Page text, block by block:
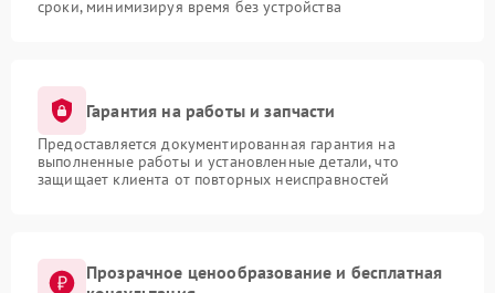
сроки, минимизируя время без устройства
Гарантия на работы и запчасти
Предоставляется документированная гарантия на
выполненные работы и установленные детали, что
защищает клиента от повторных неисправностей
Прозрачное ценообразование и бесплатная